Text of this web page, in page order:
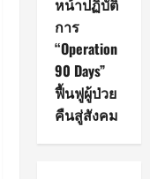
หน้าปฏิบัติ
การ
“Operation
90 Days”
ฟื้นฟูผู้ป่วย
คืนสู่สังคม